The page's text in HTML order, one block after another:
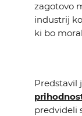
zagotovo
industrij
ki bo
Predstavil
predvideli